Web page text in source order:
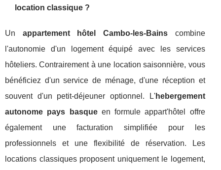
location classique ?
Un appartement hôtel Cambo-les-Bainscombine
l'autonomie d'un logement équipé avec les services
hôteliers. Contrairement à une location saisonnière, vous
bénéficiez d'un service de ménage, d'une réception et
souvent d'un petit-déjeuner optionnel. L'hebergement
autonome pays basqueen formule appart'hôtel offre
également une facturation simplifiée pour les
professionnels et une flexibilité de réservation. Les
locations classiques proposent uniquement le logement,